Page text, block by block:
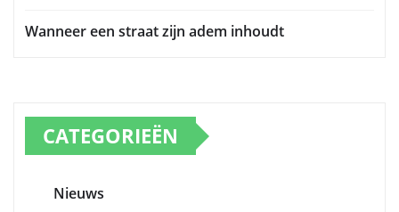
Wanneer een straat zijn adem inhoudt
CATEGORIEËN
Nieuws